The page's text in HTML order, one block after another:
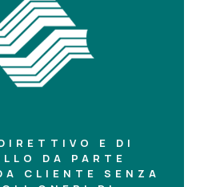
E DI
DA PARTE
CLIENTE SENZA